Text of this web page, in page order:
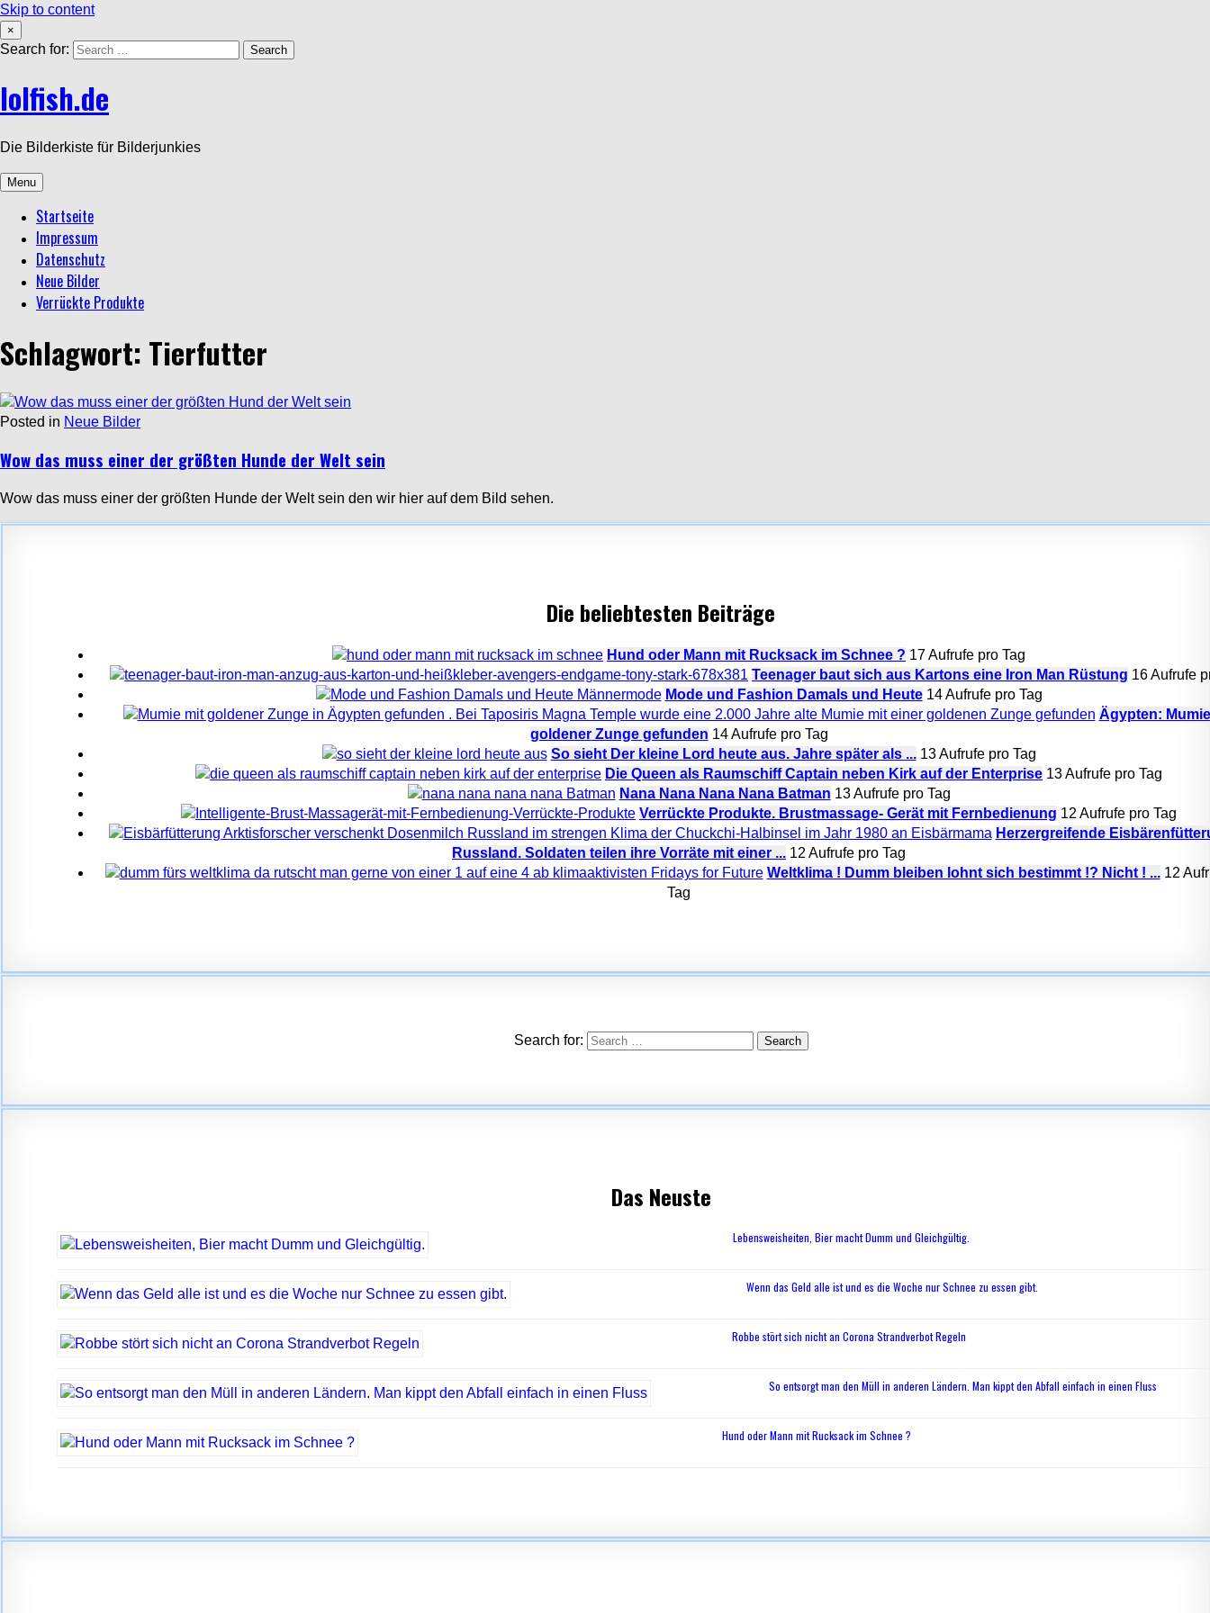
Skip to content
×
Search for:
lolfish.de
Die Bilderkiste für Bilderjunkies
Menu
Startseite
Impressum
Datenschutz
Neue Bilder
Verrückte Produkte
Schlagwort: Tierfutter
Posted in Neue Bilder
Wow das muss einer der größten Hunde der Welt sein
Wow das muss einer der größten Hunde der Welt sein den wir hier auf dem Bild sehen.
Die beliebtesten Beiträge
Hund oder Mann mit Rucksack im Schnee ? 17 Aufrufe pro Tag
Teenager baut sich aus Kartons eine Iron Man Rüstung 16 Aufrufe
Mode und Fashion Damals und Heute 14 Aufrufe pro Tag
Ägypten:
goldener Zunge gefunden 14 Aufrufe pro Tag
So sieht Der kleine Lord heute aus. Jahre später als ... 13 Aufrufe pro Tag
Die Queen als Raumschiff Captain neben Kirk auf der Enterprise 13 Aufrufe pro Tag
Nana Nana Nana Nana Batman 13 Aufrufe pro Tag
Verrückte Produkte. Brustmassage- Gerät mit Fernbedienung 12 Aufrufe pro Tag
Herzergreifende
Russland. Soldaten teilen ihre Vorräte mit einer ... 12 Aufrufe pro Tag
Weltklima ! Dumm bleiben lohnt sich bestimmt !? Nicht ! ... 12
Tag
Search for:
Das Neuste
Lebensweisheiten, Bier macht Dumm und Gleichgültig.
Wenn das Geld alle ist und es die Woche nur Schnee zu essen gibt.
Robbe stört sich nicht an Corona Strandverbot Regeln
So entsorgt man den Müll in anderen Ländern. Man kippt den Abfall einfach in einen Fluss
Hund oder Mann mit Rucksack im Schnee ?